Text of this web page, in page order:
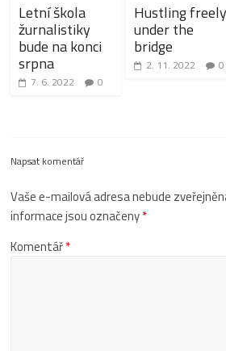
Letní škola
žurnalistiky
bude na konci
srpna
7. 6. 2022 0
Hustling freely
under the
bridge
2. 11. 2022 0
Napsat komentář
Vaše e-mailová adresa nebude
informace jsou označeny*
Komentář*